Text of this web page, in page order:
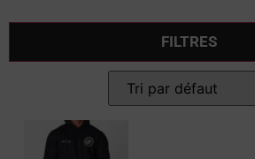
FILTRES